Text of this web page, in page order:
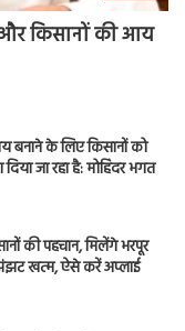
किसानों की आय
बनाने के लिए किसानों को
जा रहा है: मोहिंदर भगत
की पहचान, मिलेंगे भरपूर
झंझट खत्म, ऐसे करें अप्लाई